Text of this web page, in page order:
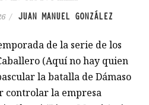
/ JUAN MANUEL GONZÁLEZ
de la serie de los
(Aquí no hay quien
la batalla de Dámaso
controlar la empresa